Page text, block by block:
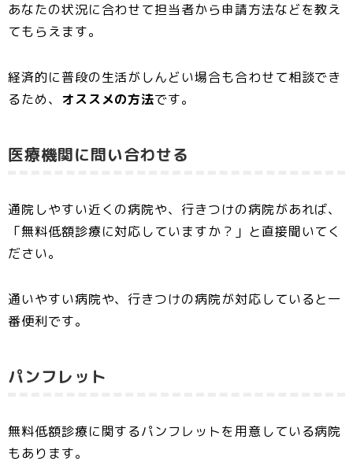
あなたの状況に合わせて担当者から申請方法などを教え
てもらえます。
経済的に普段の生活がしんどい場合も合わせて相談でき
るため、 オススメの方法です。
医療機関に問い合わせる
通院しやすい近くの病院や、行きつけの病院があれば、
「無料低額診療に対応していますか？」と直接聞いてく
ださい。
通いやすい病院や、行きつけの病院が対応していると一
番便利です。
パンフレット
無料低額診療に関するパンフレットを用意している病院
もあります。